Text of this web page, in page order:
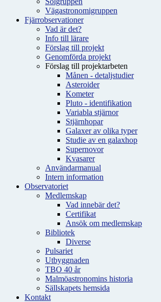
Vägastronomigruppen
Fjärrobservationer
Vad är det?
Info till lärare
Förslag till projekt
Genomförda projekt
Förslag till projektarbeten
Månen - detaljstudier
Asteroider
Kometer
Pluto - identifikation
Variabla stjärnor
Stjärnhopar
Galaxer av olika typer
Studie av en galaxhop
Supernovor
Kvasarer
Användarmanual
Intern information
Observatoriet
Medlemskap
Vad innebär det?
Certifikat
Ansök om medlemskap
Bibliotek
Diverse
Pulsariet
Utbyggnaden
TBO 40 år
Malmöastronomins historia
Sällskapets hemsida
Kontakt